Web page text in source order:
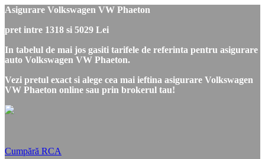
Asigurare Volkswagen VW Phaeton
pret intre 1318 si 5029 Lei
In tabelul de mai jos gasiti tarifele de referinta pentru asigurare
auto Volkswagen VW Phaeton.
Vezi pretul exact si alege cea mai ieftina asigurare Volkswagen
VW Phaeton online sau prin brokerul tau!
Cumpără RCA